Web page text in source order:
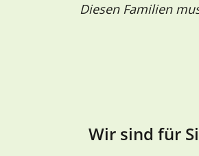
Diesen Familien
Wir sind für